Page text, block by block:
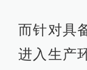
而针对具
进入生产